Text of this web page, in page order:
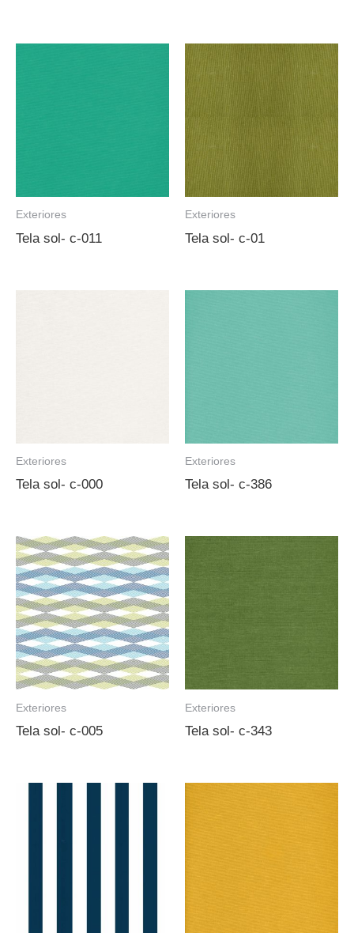
Exteriores
Tela sol- c-011
Exteriores
Tela sol- c-01
Exteriores
Tela sol- c-000
Exteriores
Tela sol- c-386
Exteriores
Tela sol- c-005
Exteriores
Tela sol- c-343